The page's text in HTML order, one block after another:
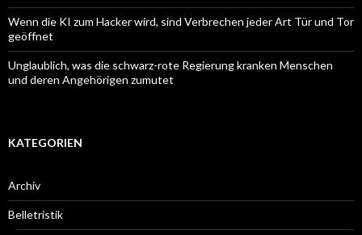
Wenn die KI zum Hacker wird, sind Verbrechen jeder Art Tür und Tor
geöffnet
Unglaublich, was die schwarz-rote Regierung kranken Menschen
und deren Angehörigen zumutet
KATEGORIEN
Archiv
Belletristik